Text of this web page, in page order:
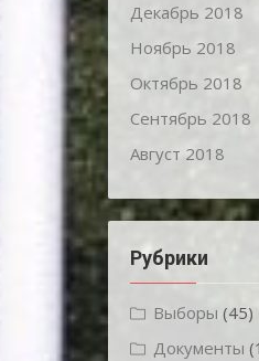
Декабрь 2018
Ноябрь 2018
Октябрь 2018
Сентябрь 2018
Август 2018
Рубрики
Выборы (45)
Документы